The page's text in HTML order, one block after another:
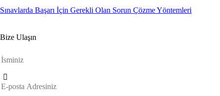
Sınavlarda Başarı İçin Gerekli Olan Sorun Çözme Yöntemleri
Bize Ulaşın